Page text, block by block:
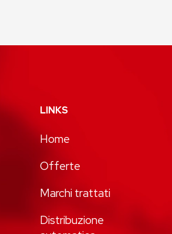
LINKS
Home
Offerte
Marchi trattati
Distribuzione